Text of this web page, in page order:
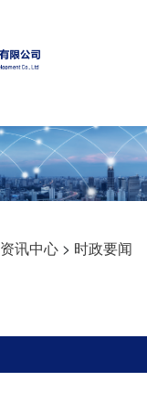
资讯中心 > 时政要闻